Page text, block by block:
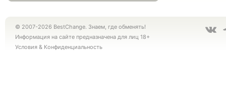
© 2007-2026 BestChange. Знаем, где обменять!
Информация на сайте предназначена для лиц 18+
Условия & Конфиденциальность